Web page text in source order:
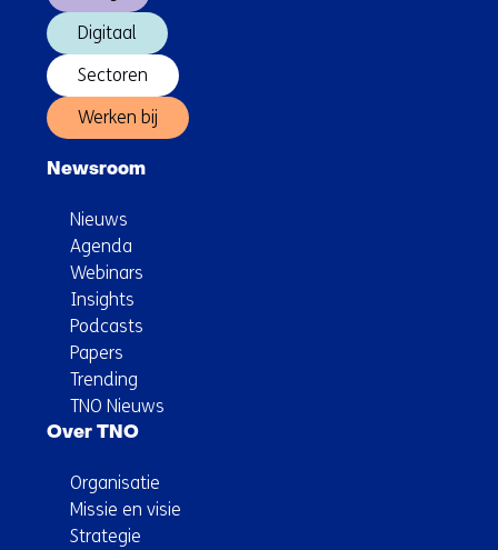
Digitaal
Sectoren
Werken bij
Newsroom
Nieuws
Agenda
Webinars
Insights
Podcasts
Papers
Trending
TNO Nieuws
Over TNO
Organisatie
Missie en visie
Strategie